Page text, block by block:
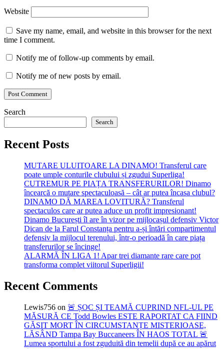
Website
Save my name, email, and website in this browser for the next
time I comment.
Notify me of follow-up comments by email.
Notify me of new posts by email.
Search
Search
Recent Posts
MUTARE ULUITOARE LA DINAMO! Transferul care
poate umple conturile clubului și zgudui Superliga!
CUTREMUR PE PIAȚA TRANSFERURILOR! Dinamo
încearcă o mutare spectaculoasă – cât ar putea încasa clubul?
DINAMO DĂ MAREA LOVITURĂ? Transferul
spectaculos care ar putea aduce un profit impresionant!
Dinamo București îl are în vizor pe mijlocașul defensiv Victor
Dican de la Farul Constanța pentru a-și întări compartimentul
defensiv la mijlocul terenului, într-o perioadă în care piața
transferurilor se încinge!
ALARMĂ ÎN LIGA 1! Apar trei diamante rare care pot
transforma complet viitorul Superligii!
Recent Comments
Lewis756 on 🚨 ȘOC ȘI TEAMĂ CUPRIND NFL-UL PE
MĂSURĂ CE Todd Bowles ESTE RAPORTAT CA FIIND
GĂSIT MORT ÎN CIRCUMSTANȚE MISTERIOASE,
LĂSÂND Tampa Bay Buccaneers ÎN HAOS TOTAL 🚨
Lumea sportului a fost zguduită din temelii după ce au apărut